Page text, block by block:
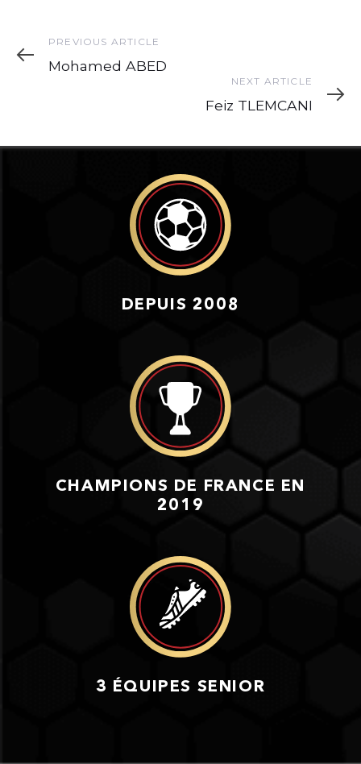
Previous
Article
PREVIOUS ARTICLE
Mohamed ABED
Next
Article
NEXT ARTICLE
Feiz TLEMCANI
DEPUIS 2008
CHAMPIONS DE FRANCE EN
2019
3 ÉQUIPES SENIOR